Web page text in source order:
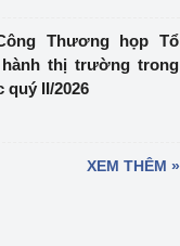
Thương họp Tổ
thị trường trong
quý II/2026
XEM THÊM »